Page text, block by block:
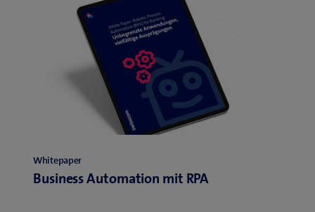
Whitepaper
Business Automation mit RPA